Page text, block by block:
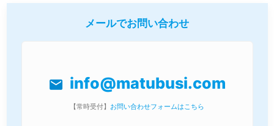
メールでお問い合わせ
mail info@matubusi.com
【常時受付】 お問い合わせフォームはこちら